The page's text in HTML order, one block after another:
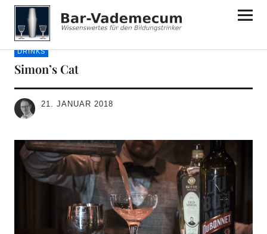
Bar-Vademecum
DRINKS
Simon’s Cat
21. JANUAR 2018